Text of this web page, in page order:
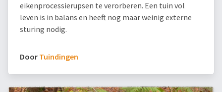
eikenprocessierupsen te verorberen. Een tuin vol
leven is in balans en heeft nog maar weinig externe
sturing nodig.
Door Tuindingen